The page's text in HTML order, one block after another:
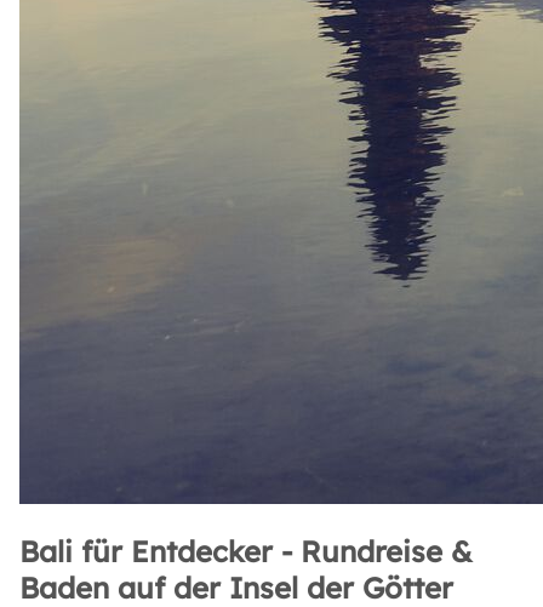
Bali für Entdecker - Rundreise &
Baden auf der Insel der Götter